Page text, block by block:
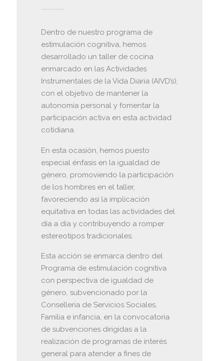
Dentro de nuestro programa de
estimulación cognitiva, hemos
desarrollado un taller de cocina
enmarcado en las Actividades
Instrumentales de la Vida Diaria (AIVD’s),
con el objetivo de mantener la
autonomía personal y fomentar la
participación activa en esta actividad
cotidiana.
En esta ocasión, hemos puesto
especial énfasis en la igualdad de
género, promoviendo la participación
de los hombres en el taller,
favoreciendo así la implicación
equitativa en todas las actividades del
día a día y contribuyendo a romper
estereotipos tradicionales.
Esta acción se enmarca dentro del
Programa de estimulación cognitiva
con perspectiva de igualdad de
género, subvencionado por la
Conselleria de Servicios Sociales,
Familia e infancia, en la convocatoria
de subvenciones dirigidas a la
realización de programas de interés
general para atender a fines de